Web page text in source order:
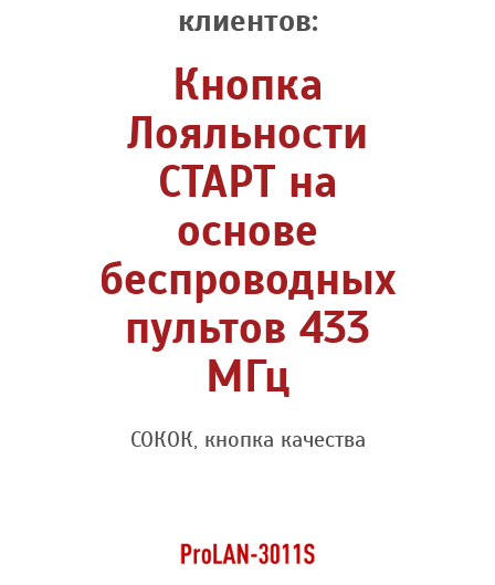
клиентов:
Кнопка
Лояльности
СТАРТ на
основе
беспроводных
пультов 433
МГц
СОКОК, кнопка качества